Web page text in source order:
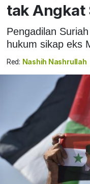
tak Angkat
Pengadilan
hukum sikap eks
Red: Nashih Nashrullah